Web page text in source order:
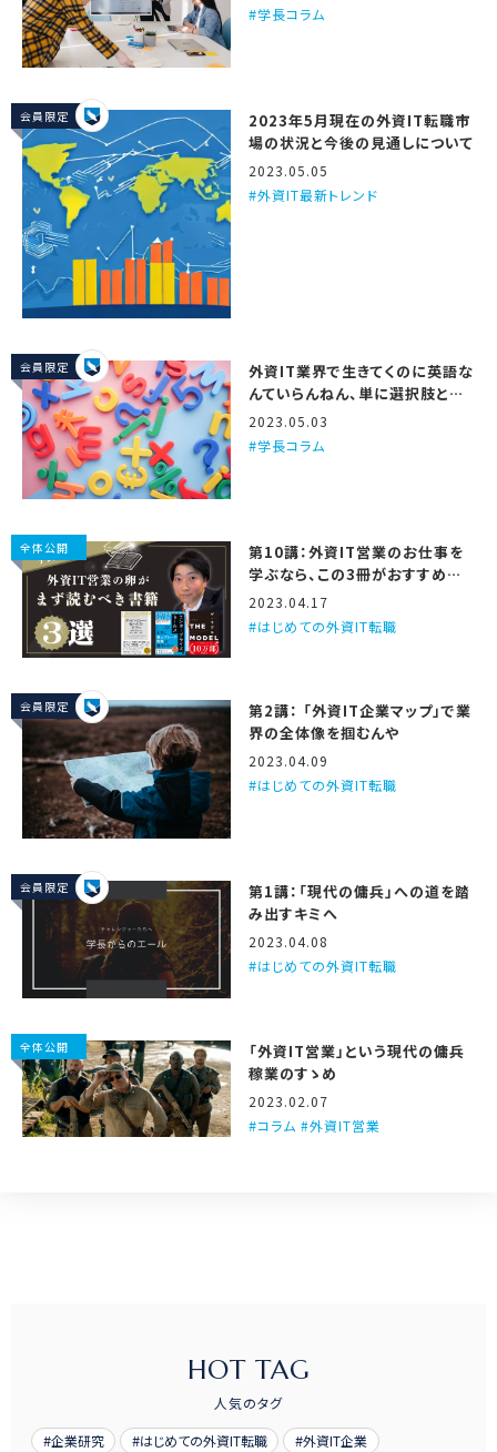
学長コラム
会員限定
2023年5月現在の外資IT転職市
場の状況と今後の見通しについて
2023.05.05
外資IT最新トレンド
会員限定
外資IT業界で生きてくのに英語な
んていらんねん、単に選択肢と仕
事の面白さが減るだけや
2023.05.03
学長コラム
全体公開
第10講：外資IT営業のお仕事を
学ぶなら、この3冊がおすすめや
で
2023.04.17
はじめての外資IT転職
会員限定
第2講： 「外資IT企業マップ」で業
界の全体像を掴むんや
2023.04.09
はじめての外資IT転職
会員限定
第1講：「現代の傭兵」への道を踏
み出すキミへ
2023.04.08
はじめての外資IT転職
全体公開
「外資IT営業」という現代の傭兵
稼業のすゝめ
2023.02.07
コラム #外資IT営業
HOT TAG
人気のタグ
企業研究 はじめての外資IT転職
外資IT企業